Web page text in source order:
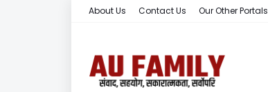
About Us Contact Us Our Other Portals